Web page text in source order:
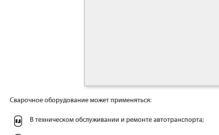
Сварочное оборудование может применяться:
В техническом обслуживании и ремонте автотранспорта;